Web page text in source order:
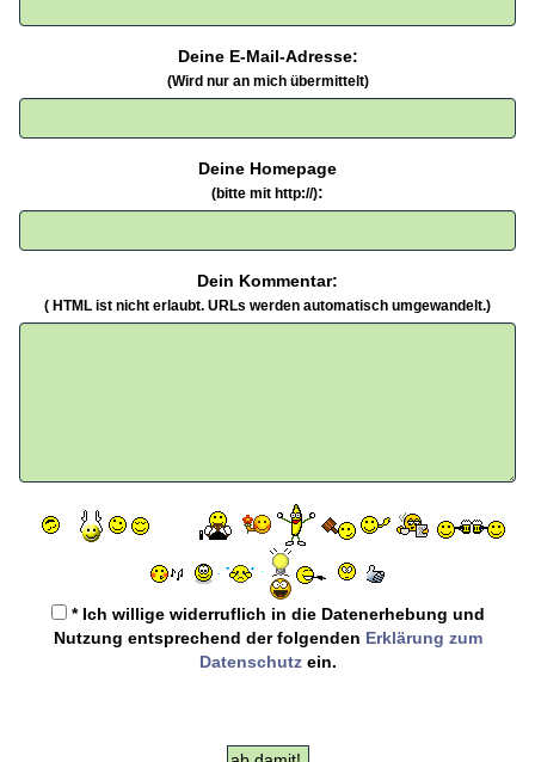
Deine E-Mail-Adresse:
(Wird nur an mich übermittelt)
Deine Homepage
(bitte mit http://):
Dein Kommentar:
( HTML ist nicht erlaubt. URLs werden automatisch umgewandelt.)
* Ich willige widerruflich in die Datenerhebung und
Nutzung entsprechend der folgenden Erklärung zum
Datenschutzein.